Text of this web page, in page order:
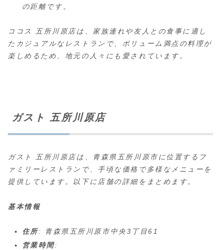
の距離です。
ココス 五所川原店は、家族連れや友人との食事に適し
たカジュアルなレストランで、ボリューム満点の料理が
楽しめるため、地元の人々にも愛されています。
ガスト 五所川原店
ガスト 五所川原店は、青森県五所川原市に位置するフ
ァミリーレストランで、手頃な価格で多様なメニューを
提供しています。以下に店舗の詳細をまとめます。
基本情報
住所: 青森県五所川原市中央3丁目61
営業時間: